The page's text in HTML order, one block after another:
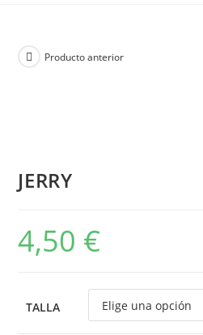
Producto anterior
JERRY
4,50 €
TALLA